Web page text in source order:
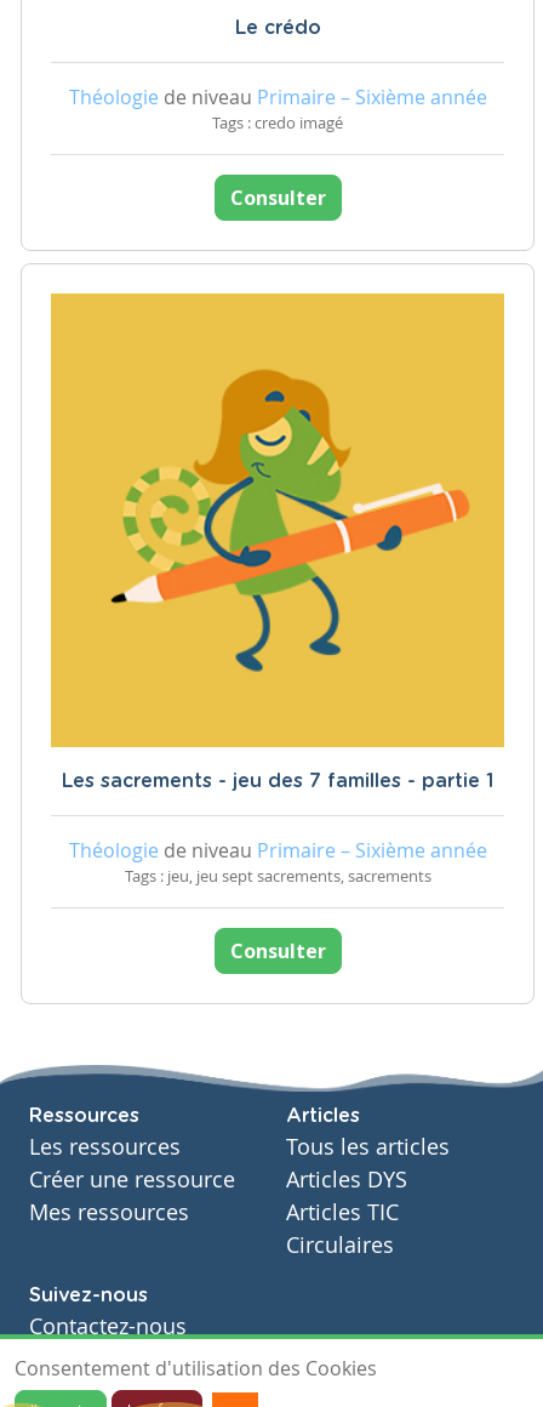
Le crédo
Théologie de niveau Primaire – Sixième année
Tags : credo imagé
Consulter
Les sacrements - jeu des 7 familles - partie 1
Théologie de niveau Primaire – Sixième année
Tags : jeu, jeu sept sacrements, sacrements
Consulter
Ressources
Les ressources
Créer une ressource
Mes ressources
Articles
Tous les articles
Articles DYS
Articles TIC
Circulaires
Suivez-nous
Contactez-nous
Soutien scolaire
Notre page Facebook
Consentement d'utilisation des Cookies